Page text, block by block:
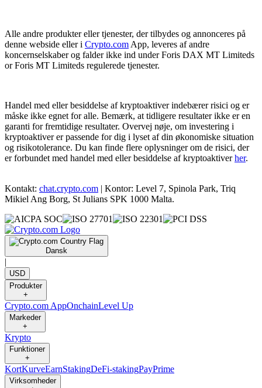
Alle andre produkter eller tjenester, der tilbydes og annonceres på
denne webside eller i Crypto.com App, leveres af andre
koncernselskaber og falder ikke ind under Foris DAX MT Limiteds
or Foris MT Limiteds regulerede tjenester.
Handel med eller besiddelse af kryptoaktiver indebærer risici og er
måske ikke egnet for alle. Bemærk, at tidligere resultater ikke er en
garanti for fremtidige resultater. Overvej nøje, om investering i
kryptoaktiver er passende for dig i lyset af din økonomiske situation
og risikotolerance. Du kan finde flere oplysninger om de risici, der
er forbundet med handel med eller besiddelse af kryptoaktiverher.
Kontakt: chat.crypto.com | Kontor: Level 7, Spinola Park, Triq
Mikiel Ang Borg, St Julians SPK 1000 Malta.
Dansk
|
USD
Produkter
+
Crypto.com AppOnchainLevel Up
Markeder
+
Krypto
Funktioner
+
KortKurveEarnStakingDeFi-stakingPayPrime
Virksomheder